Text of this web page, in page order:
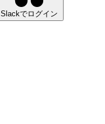
Slackでログイン